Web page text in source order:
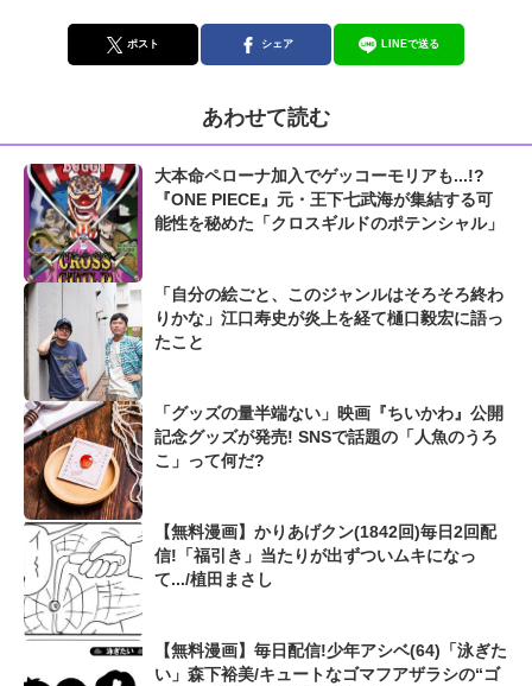
ポスト シェア LINEで送る
あわせて読む
大本命ペローナ加入でゲッコーモリアも...!?
『ONE PIECE』元・王下七武海が集結する可
能性を秘めた「クロスギルドのポテンシャル」
「自分の絵ごと、このジャンルはそろそろ終わ
りかな」江口寿史が炎上を経て樋口毅宏に語っ
たこと
「グッズの量半端ない」映画『ちいかわ』公開
記念グッズが発売! SNSで話題の「人魚のうろ
こ」って何だ?
【無料漫画】かりあげクン(1842回)毎日2回配
信!「福引き」当たりが出ずついムキになっ
て.../植田まさし
【無料漫画】毎日配信!少年アシベ(64)「泳ぎた
い」森下裕美/キュートなゴマフアザラシの“ゴ